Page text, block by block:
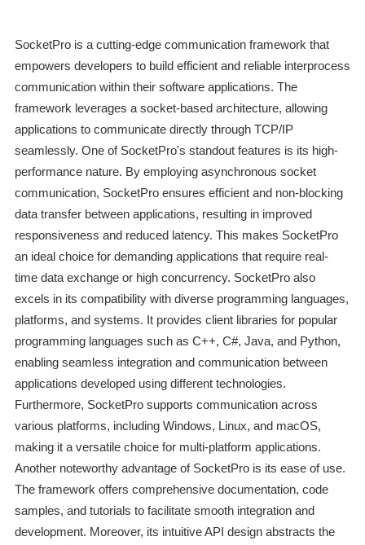
SocketPro is a cutting-edge communication framework that
empowers developers to build efficient and reliable interprocess
communication within their software applications. The
framework leverages a socket-based architecture, allowing
applications to communicate directly through TCP/IP
seamlessly. One of SocketPro's standout features is its high-
performance nature. By employing asynchronous socket
communication, SocketPro ensures efficient and non-blocking
data transfer between applications, resulting in improved
responsiveness and reduced latency. This makes SocketPro
an ideal choice for demanding applications that require real-
time data exchange or high concurrency. SocketPro also
excels in its compatibility with diverse programming languages,
platforms, and systems. It provides client libraries for popular
programming languages such as C++, C#, Java, and Python,
enabling seamless integration and communication between
applications developed using different technologies.
Furthermore, SocketPro supports communication across
various platforms, including Windows, Linux, and macOS,
making it a versatile choice for multi-platform applications.
Another noteworthy advantage of SocketPro is its ease of use.
The framework offers comprehensive documentation, code
samples, and tutorials to facilitate smooth integration and
development. Moreover, its intuitive API design abstracts the